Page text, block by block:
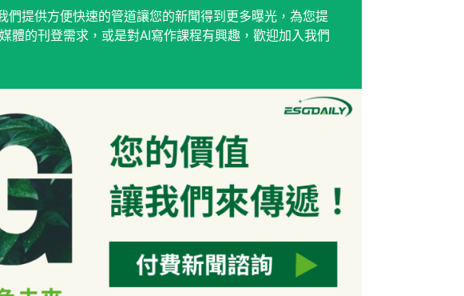
們提供方便快速的管道讓您的新聞得到更多曝光，為您提
體的刊登需求，或是對AI寫作課程有興趣，歡迎加入我們